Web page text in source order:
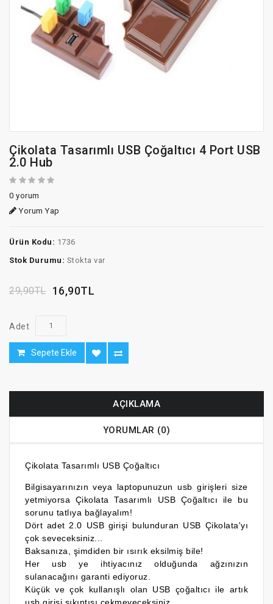
Çikolata Tasarımlı USB Çoğaltıcı 4 Port USB
2.0 Hub
0 yorum
Yorum Yap
Ürün Kodu: 1736
Stok Durumu: Stokta var
29,90TL 16,90TL
Adet
Sepete Ekle
AÇIKLAMA
YORUMLAR (0)
Çikolata Tasarımlı USB Çoğaltıcı
Bilgisayarınızın veya laptopunuzun usb girişleri size
yetmiyorsa Çikolata Tasarımlı USB Çoğaltıcı ile bu
sorunu tatlıya bağlayalım!
Dört adet 2.0 USB girişi bulunduran USB Çikolata'yı
çok seveceksiniz...
Baksanıza, şimdiden bir ısırık eksilmiş bile!
Her usb ye ihtiyacınız olduğunda ağzınızın
sulanacağını garanti ediyoruz.
Küçük ve çok kullanışlı olan USB çoğaltıcı ile artık
usb girişi sıkıntısı çekmeyeceksiniz.